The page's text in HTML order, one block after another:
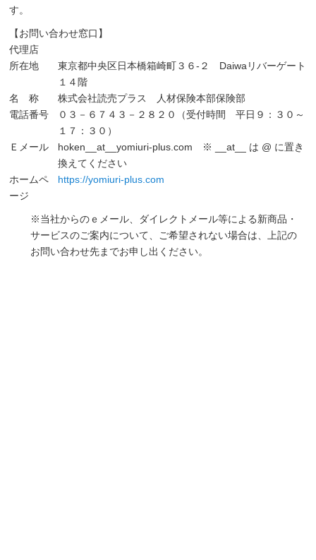
す。
【お問い合わせ窓口】
代理店
所在地
東京都中央区日本橋箱崎町３６-２ Daiwaリバーゲート
１４階
名 称
株式会社読売プラス 人材保険本部保険部
電話番号
０３－６７４３－２８２０（受付時間 平日９：３０～
１７：３０）
Ｅメール
hoken__at__yomiuri-plus.com ※ __at__ は @ に置き
換えてください
ホームペ
ージ
https://yomiuri-plus.com
※当社からのｅメール、ダイレクトメール等による新商品・
サービスのご案内について、ご希望されない場合は、上記の
お問い合わせ先までお申し出ください。